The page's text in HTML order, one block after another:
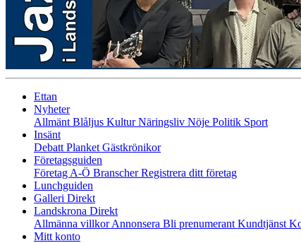
Ettan
Nyheter
Allmänt Blåljus KulturNäringsliv Nöje Politik Sport
Insänt
Debatt Planket Gästkrönikor
Företagsguiden
Företag A-Ö BranscherRegistrera ditt företag
Lunchguiden
Galleri Direkt
Landskrona Direkt
Allmänna villkorAnnonsera Bli prenumerant Kundtjänst
Mitt konto